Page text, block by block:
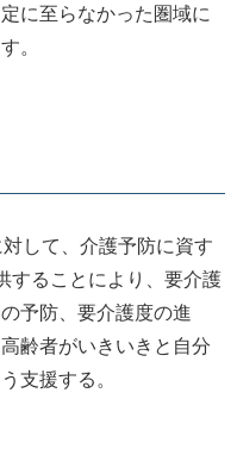
に至らなかった圏域に
。
して、介護予防に資す
することにより、要介護
予防、要介護度の進
齢者がいきいきと自分
支援する。